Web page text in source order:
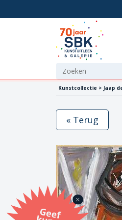
Kunstcollectie > Jaap
G
eef
u
n
st
a
d
o
m
et
e SB
K
u
n
stb
o
n
« Terug